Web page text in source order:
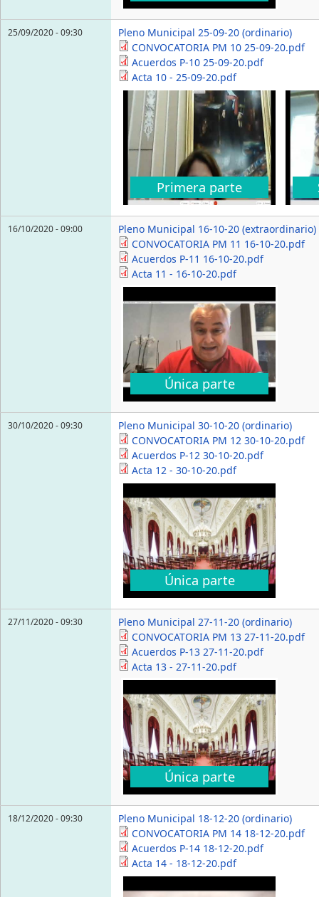
25/09/2020 - 09:30
Pleno Municipal 25-09-20 (ordinario)
CONVOCATORIA PM 10 25-09-20.pdf
Acuerdos P-10 25-09-20.pdf
Acta 10 - 25-09-20.pdf
Primera parte
16/10/2020 - 09:00
Pleno Municipal 16-10-20 (extraordinario)
CONVOCATORIA PM 11 16-10-20.pdf
Acuerdos P-11 16-10-20.pdf
Acta 11 - 16-10-20.pdf
Única parte
30/10/2020 - 09:30
Pleno Municipal 30-10-20 (ordinario)
CONVOCATORIA PM 12 30-10-20.pdf
Acuerdos P-12 30-10-20.pdf
Acta 12 - 30-10-20.pdf
Única parte
27/11/2020 - 09:30
Pleno Municipal 27-11-20 (ordinario)
CONVOCATORIA PM 13 27-11-20.pdf
Acuerdos P-13 27-11-20.pdf
Acta 13 - 27-11-20.pdf
Única parte
18/12/2020 - 09:30
Pleno Municipal 18-12-20 (ordinario)
CONVOCATORIA PM 14 18-12-20.pdf
Acuerdos P-14 18-12-20.pdf
Acta 14 - 18-12-20.pdf